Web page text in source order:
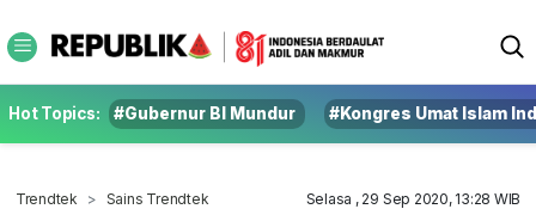
Hot Topics: #Gubernur BI Mundur #Kongres Umat Islam
Trendtek Sains Trendtek Selasa , 29 Sep 2020, 13:28 WIB